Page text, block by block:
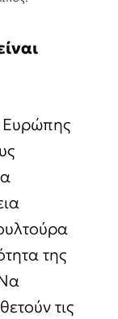
Ευρώπης
της
τις